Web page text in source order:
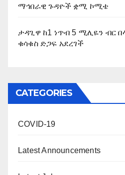
ማኅበራዊ ጉዳዮች ቋሚ ኮሚቴ
ታዳጊዋ ከ1 ነጥብ 5 ሚሊዬን ብር
ቁሳቁስ ድጋፍ አደረገች
CATEGORIES
COVID-19
Latest Announcements